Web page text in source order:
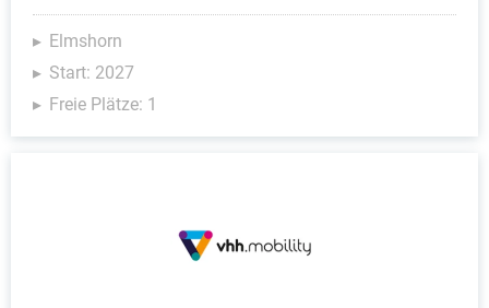
Elmshorn
Start: 2027
Freie Plätze: 1